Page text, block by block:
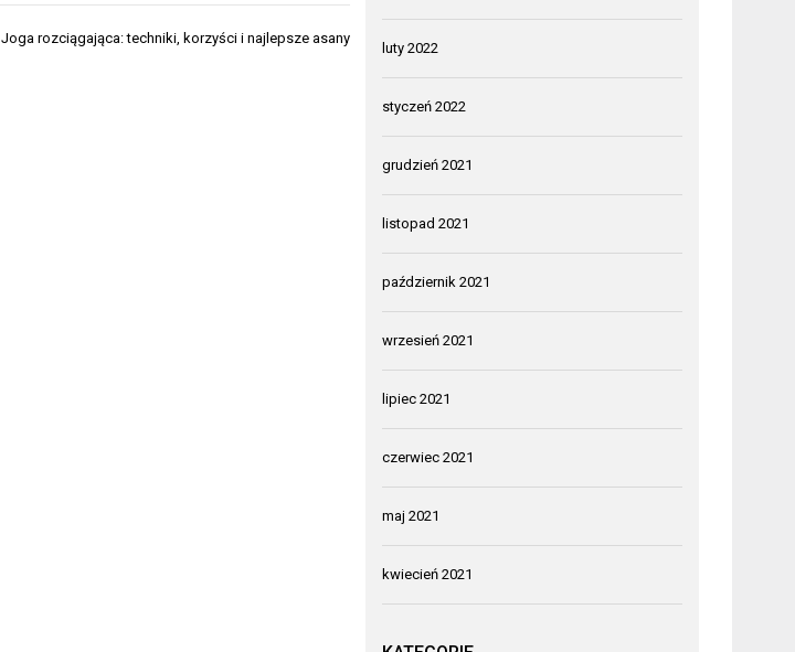
Joga rozciągająca: techniki, korzyści i najlepsze asany
luty 2022
styczeń 2022
grudzień 2021
listopad 2021
październik 2021
wrzesień 2021
lipiec 2021
czerwiec 2021
maj 2021
kwiecień 2021